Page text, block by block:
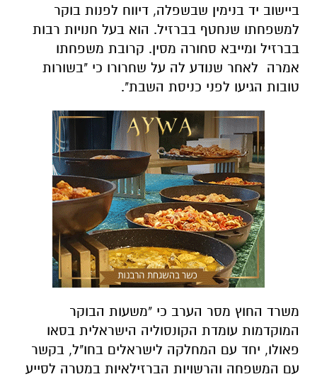
ביישוב יד בנימין שבשפלה, דיווח לפנות בוקר
למשפחתו שנחטף בברזיל. הוא בעל חנויות רבות
בברזיל ומייבא סחורה מסין. קרובת משפחתו
אמרה לאחר שנודע לה על שחרורו כי "בשורות
טובות הגיעו לפני כניסת השבת".
משרד החוץ מסר הערב כי "משעות הבוקר
המוקדמות עומדת הקונסוליה הישראלית בסאו
פאולו, יחד עם המחלקה לישראלים בחו"ל, בקשר
עם המשפחה והרשויות הברזילאיות במטרה לסייע